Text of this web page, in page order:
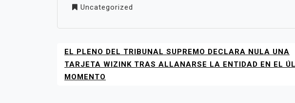
Uncategorized
NAVEGACIÓN
DE
ENTRADAS
EL PLENO DEL TRIBUNAL SUPREMO DECLARA NULA UNA
TARJETA WIZINK TRAS ALLANARSE LA ENTIDAD EN EL
MOMENTO